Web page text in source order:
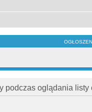
podczas oglądania listy